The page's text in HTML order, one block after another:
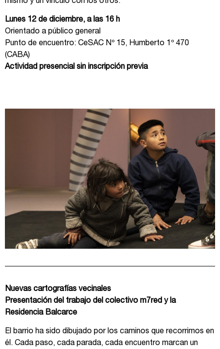
Lunes 12 de diciembre, a las 16 h
Orientado a público general
Punto de encuentro: CeSAC Nº 15, Humberto 1º 470
(CABA)
Actividad presencial sin inscripción previa
Nuevas cartografías vecinales
Presentación del trabajo del colectivo m7red y la
Residencia Balcarce
El barrio ha sido dibujado por los caminos que recorrimos en
él. Cada paso, cada parada, cada encuentro marcan un